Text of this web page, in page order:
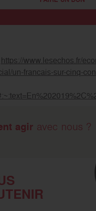
https://www.lesechos.fr/
un-francais-sur-cinq-
agir avec nous ?